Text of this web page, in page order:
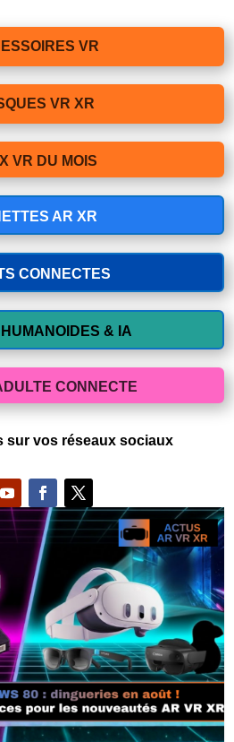
VR
VR XR
VR DU MOIS
AR XR
CONNECTES
& IA
CONNECTE
sur vos réseaux sociaux